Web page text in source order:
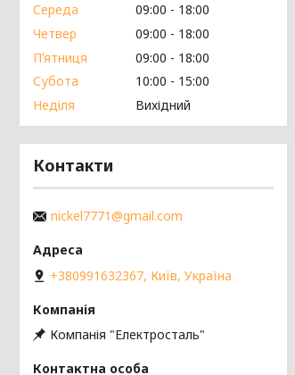
Середа
09:00
18:00
Четвер
09:00
18:00
Пʼятниця
09:00
18:00
Субота
10:00
15:00
Неділя
Вихідний
Контакти
nickel7771@gmail.com
+380991632367, Київ, Україна
Компанія "Електросталь"